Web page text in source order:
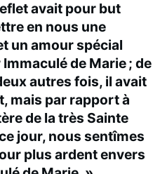
avait pour but
en nous une
un amour spécial
de Marie ; de
autres fois, il avait
mais par rapport à
de la très Sainte
jour, nous sentîmes
plus ardent envers